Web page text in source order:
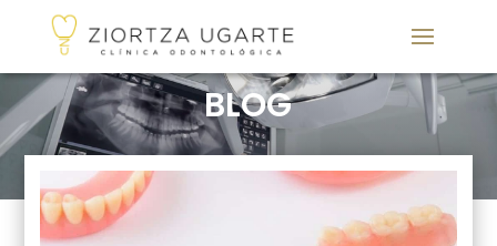
BLOG